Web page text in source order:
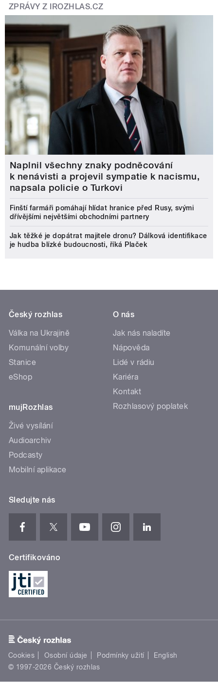
ZPRÁVY Z IROZHLAS.CZ
Naplnil všechny znaky podněcování
k nenávisti a projevil sympatie k nacismu,
napsala policie o Turkovi
Finští farmáři pomáhají hlídat hranice před Rusy, svými
dřívějšími největšími obchodními partnery
Jak těžké je dopátrat majitele dronu? Dálková identifikace
je hudba blízké budoucnosti, říká Plaček
Český rozhlas
Válka na Ukrajině
Komunální volby
Stanice
eShop
mujRozhlas
Živé vysílání
Audioarchiv
Podcasty
Mobilní aplikace
O nás
Jak nás naladíte
Nápověda
Lidé v rádiu
Kariéra
Kontakt
Rozhlasový poplatek
Sledujte nás
Certifikováno
Cookies Osobní údaje Podmínky užití
English
© 1997-2026 Český rozhlas